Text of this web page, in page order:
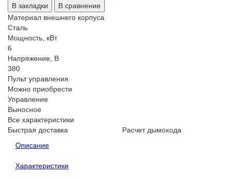
В закладки
В сравнение
Материал внешнего корпуса
Сталь
Мощность, кВт
6
Напряжение, В
380
Пульт управления
Можно приобрести
Управление
Выносное
Все характеристики
Быстрая доставка
Расчет дымохода
Описание
Характеристики